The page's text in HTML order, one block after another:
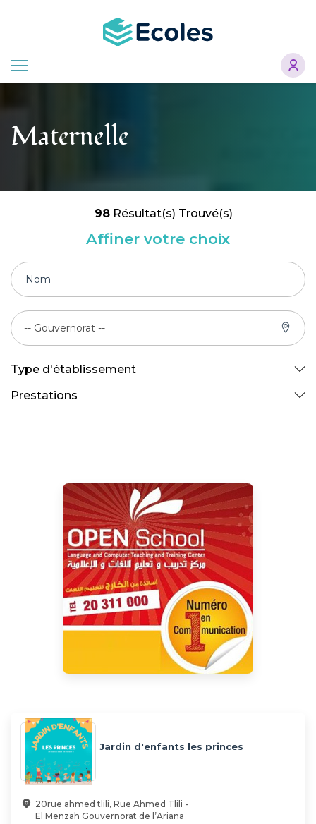
principal
Maternelle
98 Résultat(s) Trouvé(s)
Affiner votre choix
-- Gouvernorat --
Type d'établissement
Prestations
Jardin d'enfants les princes
20rue ahmed tlili, Rue Ahmed Tlili -
El Menzah Gouvernorat de l’Ariana